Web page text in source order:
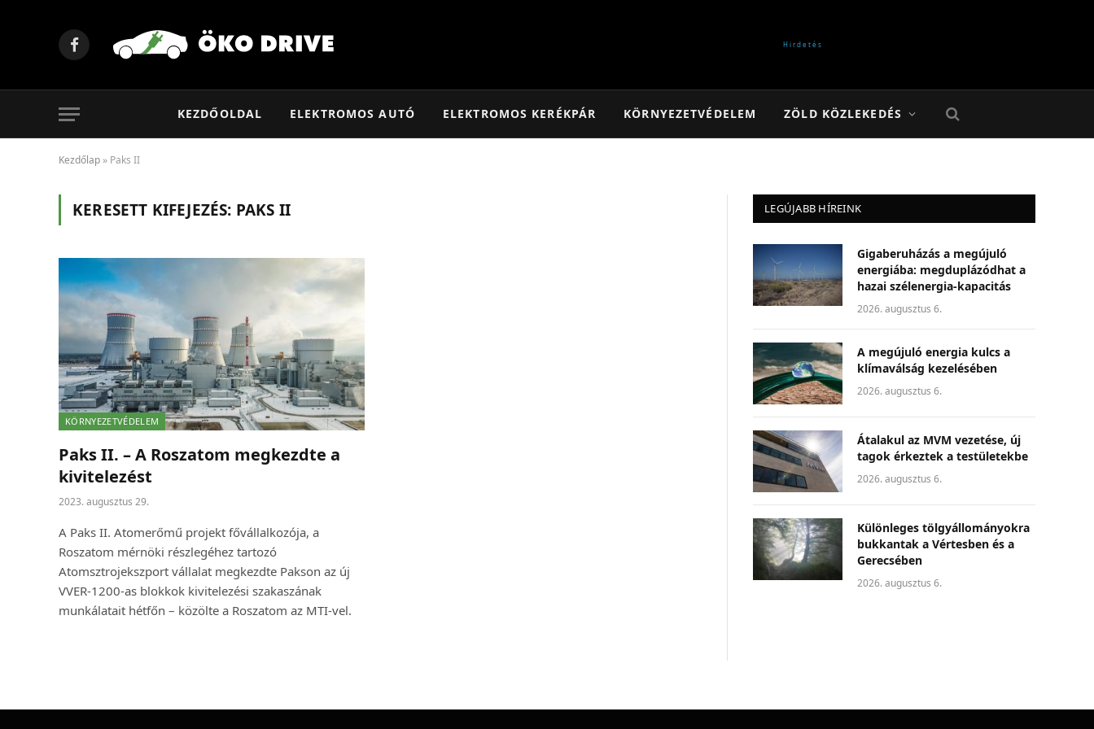
Facebook
KEZDŐOLDAL ELEKTROMOS AUTÓ ELEKTROMOS KERÉKPÁR KÖRNYEZETVÉDELEM ZÖLD KÖZLEKEDÉS
Kezdőlap » Paks II
KERESETT KIFEJEZÉS: PAKS II
KÖRNYEZETVÉDELEM
Paks II. – A Roszatom megkezdte a
kivitelezést
2023. augusztus 29.
A Paks II. Atomerőmű projekt fővállalkozója, a
Roszatom mérnöki részlegéhez tartozó
Atomsztrojekszport vállalat megkezdte Pakson az új
VVER-1200-as blokkok kivitelezési szakaszának
munkálatait hétfőn – közölte a Roszatom az MTI-vel.
LEGÚJABB HÍREINK
Gigaberuházás a megújuló
energiába: megduplázódhat a
hazai szélenergia-kapacitás
2026. augusztus 6.
A megújuló energia kulcs a
klímaválság kezelésében
2026. augusztus 6.
Átalakul az MVM vezetése, új
tagok érkeztek a testületekbe
2026. augusztus 6.
Különleges tölgyállományokra
bukkantak a Vértesben és a
Gerecsében
2026. augusztus 6.